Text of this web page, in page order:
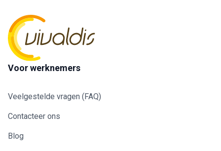
Voor werknemers
Veelgestelde vragen (FAQ)
Contacteer ons
Blog